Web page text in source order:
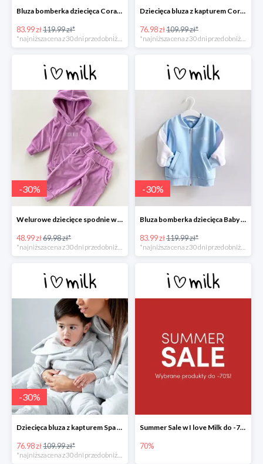
Bluza bomberka dziecięca Coral Blush -30%
83.99 zł119.99 zł*
*najniższa cena z 30 dni przed obniżką
Dziecięca bluza z kapturem Coral Blush -30%
76.98 zł109.99 zł*
*najniższa cena z 30 dni przed obniżką
-30%
Welurowe dziecięce spodnie w kolorze Lila -30%
48.99 zł69.98 zł*
-30%
Bluza bomberka dziecięca Baby Blue -30%
83.99 zł119.99 zł*
-30%
Dziecięca bluza z kapturem Spa Melange -30%
76.98 zł109.99 zł*
Summer Sale w I love Milk do -70%
70%